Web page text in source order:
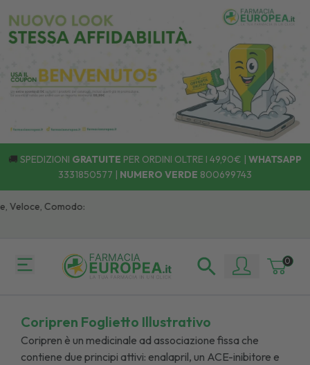
🚚 SPEDIZIONI GRATUITE PER ORDINI OLTRE I 49,90€ | WHATSAPP
3331850577 | NUMERO VERDE 800699743
Comodo:
0
Coripren Foglietto Illustrativo
Coripren è un medicinale ad associazione fissa che
contiene due principi attivi: enalapril, un ACE-inibitore e